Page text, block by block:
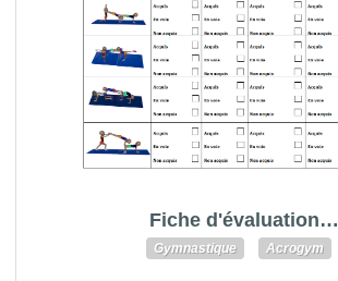
Fiche d'évaluation…
Gymnastique Acrogym